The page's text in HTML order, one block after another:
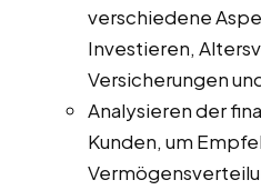
verschiedene
Investieren,
Versicherungen
Analysieren der
Kunden, um